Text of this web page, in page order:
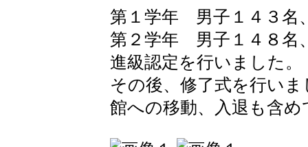
第１学年 男子１４３名
第２学年 男子１４８名
進級認定を行いました。
その後、修了式を行い
館への移動、入退も含